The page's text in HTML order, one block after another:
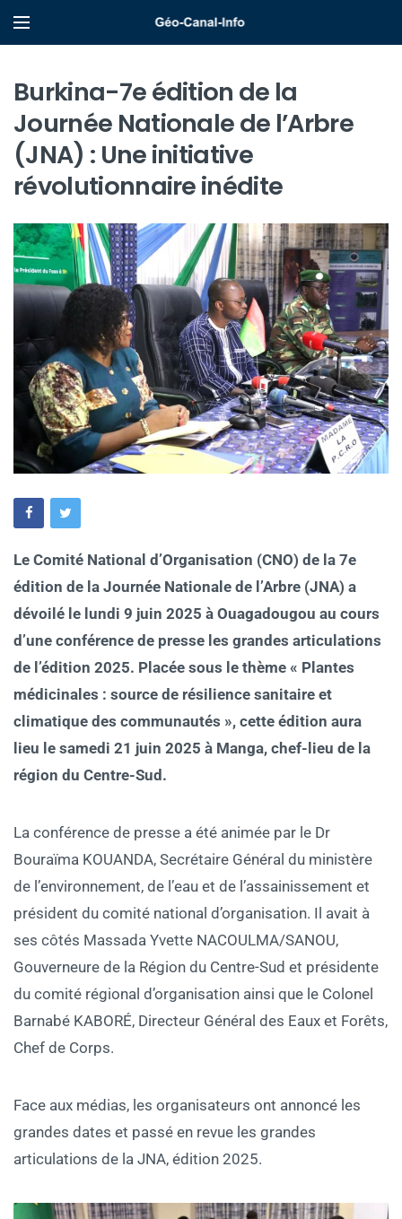
Burkina-7e édition de la
Journée Nationale de l’Arbre
(JNA) : Une initiative
révolutionnaire inédite
Le Comité National d’Organisation (CNO) de la 7e
édition de la Journée Nationale de l’Arbre (JNA) a
dévoilé le lundi 9 juin 2025 à Ouagadougou au cours
d’une conférence de presse les grandes articulations
de l’édition 2025. Placée sous le thème « Plantes
médicinales : source de résilience sanitaire et
climatique des communautés », cette édition aura
lieu le samedi 21 juin 2025 à Manga, chef-lieu de la
région du Centre-Sud.
La conférence de presse a été animée par le Dr
Bouraïma KOUANDA, Secrétaire Général du ministère
de l’environnement, de l’eau et de l’assainissement et
président du comité national d’organisation. Il avait à
ses côtés Massada Yvette NACOULMA/SANOU,
Gouverneure de la Région du Centre-Sud et présidente
du comité régional d’organisation ainsi que le Colonel
Barnabé KABORÉ, Directeur Général des Eaux et Forêts,
Chef de Corps.
Face aux médias, les organisateurs ont annoncé les
grandes dates et passé en revue les grandes
articulations de la JNA, édition 2025.